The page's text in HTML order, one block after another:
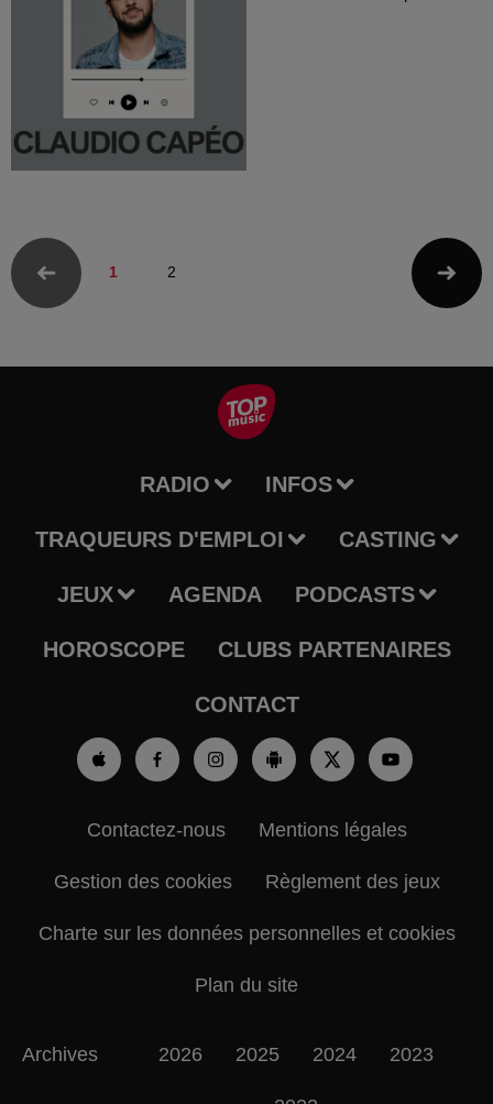
1 2
RADIO INFOS
TRAQUEURS D'EMPLOI CASTING
JEUX AGENDA PODCASTS
HOROSCOPE CLUBS PARTENAIRES
CONTACT
Contactez-nous Mentions légales
Gestion des cookies Règlement des jeux
Charte sur les données personnelles et cookies
Plan du site
Archives 2026 2025 2024 2023